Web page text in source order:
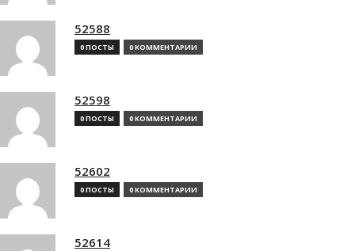
52588
0 ПОСТЫ 0 КОММЕНТАРИИ
52598
0 ПОСТЫ 0 КОММЕНТАРИИ
52602
0 ПОСТЫ 0 КОММЕНТАРИИ
52614